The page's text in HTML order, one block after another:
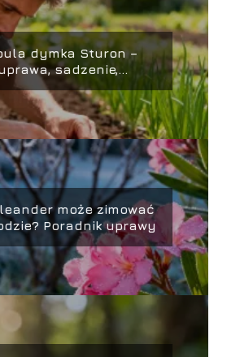
dymka Sturon –
sadzenie,
pielęgnacja
może zimować
Poradnik uprawy